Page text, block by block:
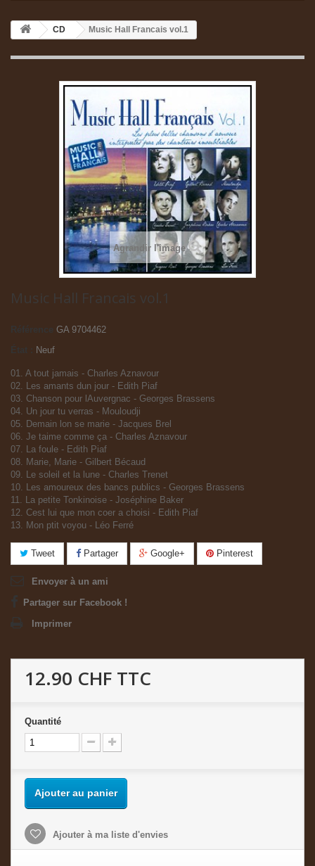
CD Music Hall Francais vol.1
Agrandir l'image
Music Hall Francais vol.1
Référence
GA 9704462
Neuf
01. A tout jamais - Charles Aznavour
02. Les amants dun jour - Edith Piaf
03. Chanson pour lAuvergnac - Georges Brassens
04. Un jour tu verras - Mouloudji
05. Demain lon se marie - Jacques Brel
06. Je taime comme ça - Charles Aznavour
07. La foule - Edith Piaf
08. Marie, Marie - Gilbert Bécaud
09. Le soleil et la lune - Charles Trenet
10. Les amoureux des bancs publics - Georges Brassens
11. La petite Tonkinoise - Joséphine Baker
12. Cest lui que mon coer a choisi - Edith Piaf
13. Mon ptit voyou - Léo Ferré
Tweet Partager Google+ Pinterest
Envoyer à un ami
Partager sur Facebook !
Imprimer
12.90 CHF TTC
Quantité
Ajouter au panier
Ajouter à ma liste d'envies